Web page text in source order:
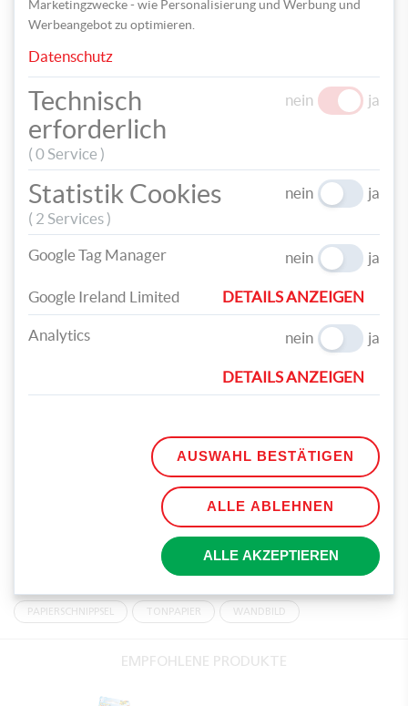
Setzen Sie schließlich das Bild in den Rahmen ein.
Schon können Sie sich an einem einzigartigen Blickfang an Ihrer
PAPIERSCHNIPPSEL TONPAPIER WANDBILD
EMPFOHLENE PRODUKTE
Marketingzwecke - wie Personalisierung und Werbung und
Werbeangebot zu optimieren.
Datenschutz
Technisch
erforderlich
( 0 Service )
nein ja
Statistik Cookies
( 2 Services )
nein ja
Google Tag Manager nein ja
Google Ireland Limited DETAILS ANZEIGEN
Analytics nein ja
DETAILS ANZEIGEN
AUSWAHL BESTÄTIGEN
ALLE ABLEHNEN
ALLE AKZEPTIEREN